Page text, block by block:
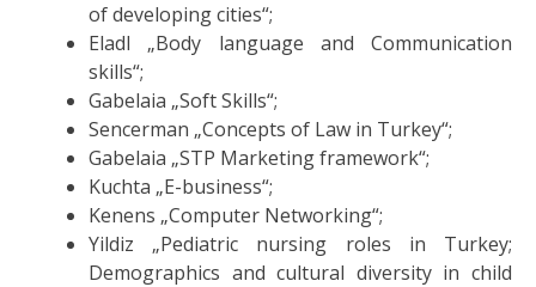
of developing cities“;
Eladl „Body language and Communication
skills“;
Gabelaia „Soft Skills“;
Sencerman „Concepts of Law in Turkey“;
Gabelaia „STP Marketing framework“;
Kuchta „E-business“;
Kenens „Computer Networking“;
Yildiz „Pediatric nursing roles in Turkey;
Demographics and cultural diversity in child